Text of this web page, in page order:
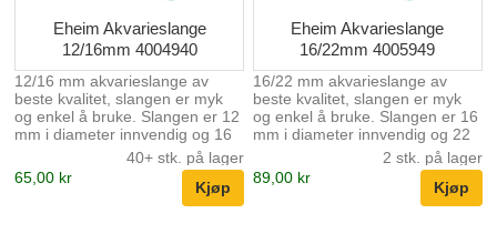
Eheim Akvarieslange
12/16mm 4004940
12/16 mm akvarieslange av
beste kvalitet, slangen er myk
og enkel å bruke. Slangen er 12
mm i diameter innvendig og 16
mm diameter utvendig. Slange
pris per meter.
40+ stk. på lager
65,00 kr
Eheim Akvarieslange
16/22mm 4005949
16/22 mm akvarieslange av
beste kvalitet, slangen er myk
og enkel å bruke. Slangen er 16
mm i diameter innvendig og 22
mm diameter utvendig. Oppgitt
pris er pr. meter.
2 stk. på lager
89,00 kr